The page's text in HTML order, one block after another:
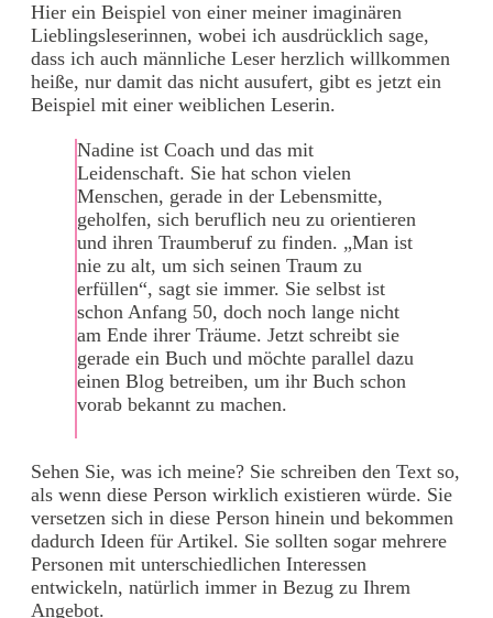
Hier ein Beispiel von einer meiner imaginären
Lieblingsleserinnen, wobei ich ausdrücklich sage,
dass ich auch männliche Leser herzlich willkommen
heiße, nur damit das nicht ausufert, gibt es jetzt ein
Beispiel mit einer weiblichen Leserin.
Nadine ist Coach und das mit
Leidenschaft. Sie hat schon vielen
Menschen, gerade in der Lebensmitte,
geholfen, sich beruflich neu zu orientieren
und ihren Traumberuf zu finden. „Man ist
nie zu alt, um sich seinen Traum zu
erfüllen“, sagt sie immer. Sie selbst ist
schon Anfang 50, doch noch lange nicht
am Ende ihrer Träume. Jetzt schreibt sie
gerade ein Buch und möchte parallel dazu
einen Blog betreiben, um ihr Buch schon
vorab bekannt zu machen.
Sehen Sie, was ich meine? Sie schreiben den Text so,
als wenn diese Person wirklich existieren würde. Sie
versetzen sich in diese Person hinein und bekommen
dadurch Ideen für Artikel. Sie sollten sogar mehrere
Personen mit unterschiedlichen Interessen
entwickeln, natürlich immer in Bezug zu Ihrem
Angebot.